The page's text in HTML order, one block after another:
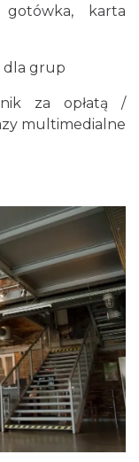
karta
dla grup
za opłatą /
multimedialne